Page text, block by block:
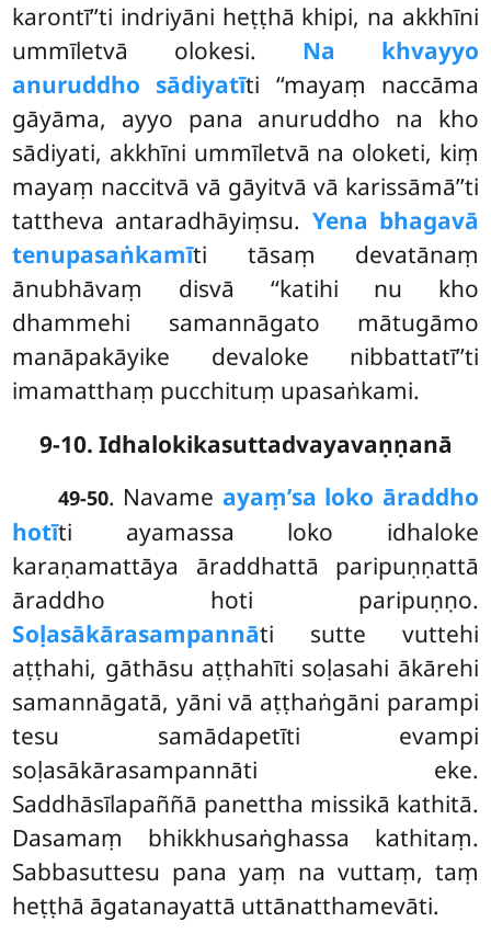
karontī’’ti indriyāni heṭṭhā khipi, na akkhīni
ummīletvā olokesi. Na khvayyo
anuruddho sādiyatīti ‘‘mayaṃ naccāma
gāyāma, ayyo pana anuruddho na kho
sādiyati, akkhīni ummīletvā na oloketi, kiṃ
mayaṃ naccitvā vā gāyitvā vā karissāmā’’ti
tattheva antaradhāyiṃsu. Yena bhagavā
tenupasaṅkamīti tāsaṃ devatānaṃ
ānubhāvaṃ disvā ‘‘katihi nu kho
dhammehi samannāgato mātugāmo
manāpakāyike devaloke nibbattatī’’ti
imamatthaṃ pucchituṃ upasaṅkami.
9-10. Idhalokikasuttadvayavaṇṇanā
49-50. Navame ayaṃ’sa loko āraddho
hotīti ayamassa loko idhaloke
karaṇamattāya āraddhattā paripuṇṇattā
āraddho hoti paripuṇṇo.
Soḷasākārasampannāti sutte vuttehi
aṭṭhahi, gāthāsu aṭṭhahīti soḷasahi ākārehi
samannāgatā, yāni vā aṭṭhaṅgāni parampi
tesu samādapetīti evampi
soḷasākārasampannāti eke.
Saddhāsīlapaññā panettha missikā kathitā.
Dasamaṃ bhikkhusaṅghassa kathitaṃ.
Sabbasuttesu pana yaṃ na vuttaṃ, taṃ
heṭṭhā āgatanayattā uttānatthamevāti.